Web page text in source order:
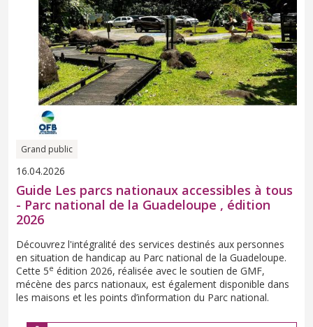
Grand public
16.04.2026
Guide Les parcs nationaux accessibles à tous
- Parc national de la Guadeloupe , édition
2026
Découvrez l'intégralité des services destinés aux personnes
en situation de handicap au Parc national de la Guadeloupe.
Cette 5e édition 2026, réalisée avec le soutien de GMF,
mécène des parcs nationaux, est également disponible dans
les maisons et les points d’information du Parc national.